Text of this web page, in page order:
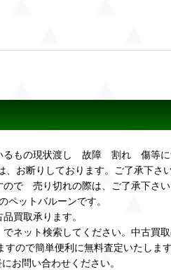
もの現状渡し 故障 割れ 傷等に
お断りしております。ご了承下さい
で 売り切れの際は、ご了承下さい
ットバルーンです。
買取承ります。
でネット検索してください。中古買
ので簡単便利に無料査定いたします
問い合わせください。